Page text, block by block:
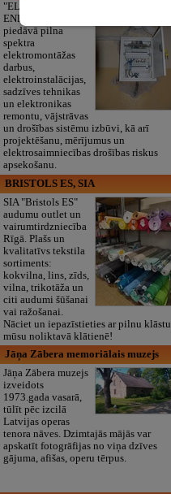
"ELECTRIC
ENERGY Kandava"
piedāvā pilna
spektra
elektromontāžas
darbus,
elektroinstalācijas,
sadzīves tehnikas
un elektronikas
remontu, vājstrāvas
un drošības sistēmu izbūvi, kā arī
projektēšanu, mērījumus un
elektrosaimniecības drošības riskus
apsekošanu.
BRISTOLS ES, SIA
SIA "Bristols ES"
audumu outlet un
vairumtirdzniecība
Rīgā. Plašs un
kvalitatīvs tekstila
sortiments:
kokvilna, lins, zīds,
vilna, trikotāža un
citi audumi šūšanai
vai ražošanai.
Nāciet un iepazīstieties ar pilnu klāstu
mūsu noliktavā klātienē!
Jāņa Zābera memoriālais muzejs
Jāņa Zābera muzejs
izveidots
1973.gada vasarā,
tūlīt pēc izcilā
Latvijas operas
tenora nāves. Dzimtajās mājās var
apskatīt fotogrāfijas no viņa dzīves
gājuma, afišas, operu tērpus.